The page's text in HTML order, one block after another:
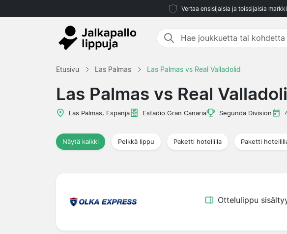
Vertaa ensisijaisia ja toissijaisia
Etusivu Las Palmas Las Palmas vs Real Valladolid
Las Palmas vs Real
Las Palmas, Espanja Estadio Gran Canaria Segunda Division
Näytä kaikki Pelkkä lippu Paketti hotellilla Paketti
Ottelulippu